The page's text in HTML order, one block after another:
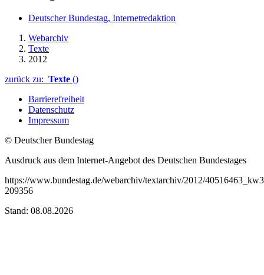
Deutscher Bundestag, Internetredaktion
Webarchiv
Texte
2012
zurück zu: Texte ()
Barrierefreiheit
Datenschutz
Impressum
© Deutscher Bundestag
Ausdruck aus dem Internet-Angebot des Deutschen Bundestages
https://www.bundestag.de/webarchiv/textarchiv/2012/
209356
Stand: 08.08.2026